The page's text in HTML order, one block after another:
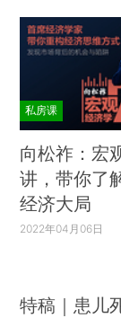
私房课
向松祚：宏
讲，带你了
经济大局
2022年04月06日
特稿｜患儿